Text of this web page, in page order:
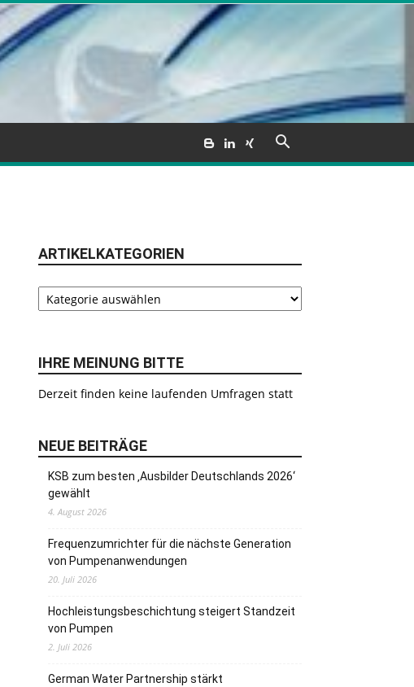
ARTIKELKATEGORIEN
Artikelkategorien
IHRE MEINUNG BITTE
Derzeit finden keine laufenden Umfragen statt
NEUE BEITRÄGE
KSB zum besten ‚Ausbilder Deutschlands 2026‘
gewählt
4. August 2026
Frequenzumrichter für die nächste Generation
von Pumpenanwendungen
20. Juli 2026
Hochleistungsbeschichtung steigert Standzeit
von Pumpen
2. Juli 2026
German Water Partnership stärkt